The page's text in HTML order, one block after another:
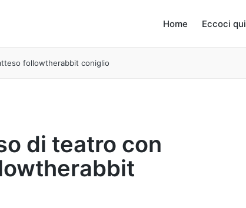
Home Eccoci qui
followtherabbit coniglio
di teatro con